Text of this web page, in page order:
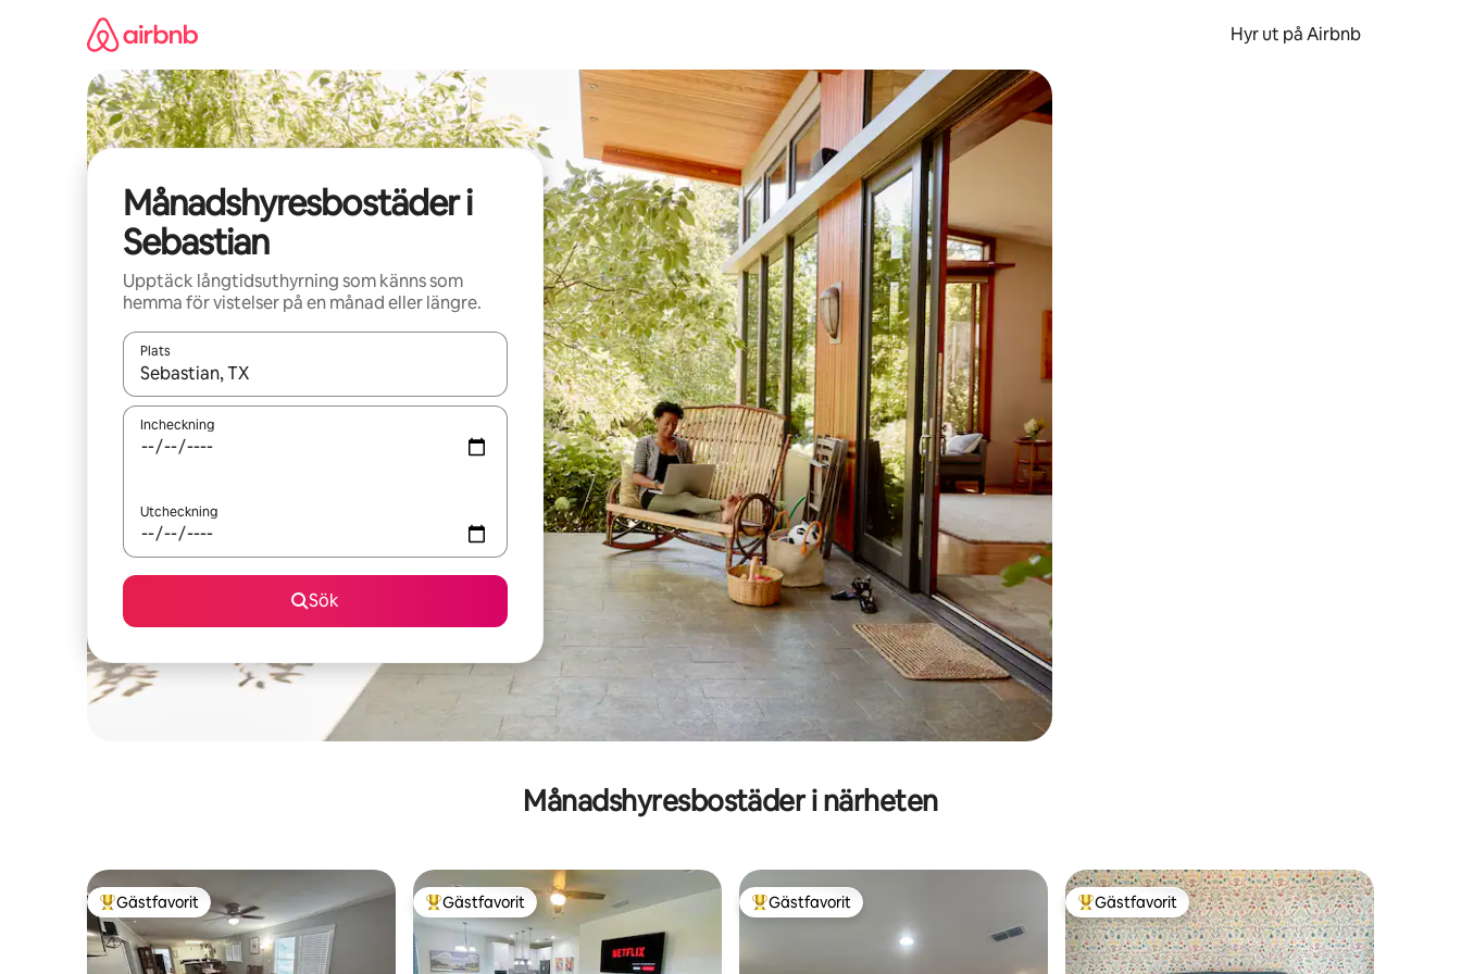
Hyr ut på Airbnb
Månadshyresbostäder i
Sebastian
Upptäck långtidsuthyrning som känns som
hemma för vistelser på en månad eller längre.
Plats
När resultaten är tillgängliga kan du navigera med upp- och nedåtpilarna eller utforska genom att trycka eller svepa.
Incheckning
Utcheckning
Sök
Månadshyresbostäder i närheten
Populär gästfavorit
Gästfavorit Populär gästfavorit
Gästfavorit Populär gästfavorit
Gästfavorit Populär gästfavorit
Gästfavorit